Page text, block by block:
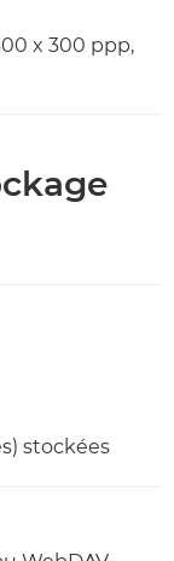
x 300 ppp,
stockées